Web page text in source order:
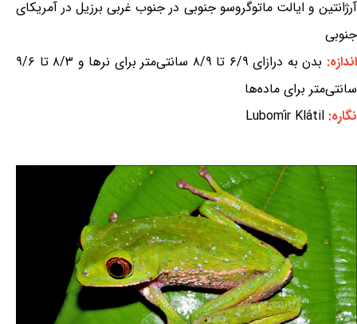
آرژانتین و ایالت ماتوگروسو جنوبی در جنوب غربی برزیل در آمریکای
جنوبی
اندازه:
بدن به درازای ۶/۹ تا ۸/۹ سانتی‌متر برای نرها و ۸/۳ تا ۹/۶
سانتی‌متر برای ماده‌ها
نگاره: Lubomír Klátil